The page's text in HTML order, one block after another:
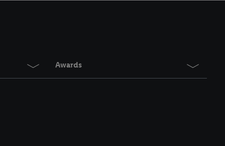
Awards
kunnen worden
vergelijkbare
in te